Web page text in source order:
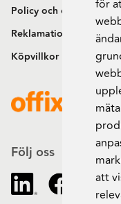
för
att
Policy och cookies
Reklamation och retur
Köpvillkor
Följ oss